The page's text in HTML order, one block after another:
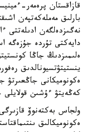
قازاقستان پرەمەر-
بارلىق مەملەكەتپەن
نەگىزدەلگەن ادىلەتتى
دايەكتى تۇردە جۇزەگە
ەلىمىزدىڭ جاڭا
ينستيتۋتسيونالدىق
ەكونوميكانى جاڭعىرتۋ
كەڭەيتۋ ءۇشىن قولايلى
ولجاس بەكتەنوۆ
ەكونوميكالىق